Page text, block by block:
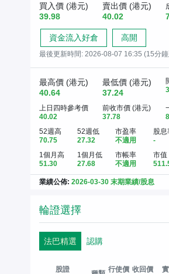
買入價 (港元)
39.98
賣出價 (港元)
40.02
資金流入好倉 高開
最後更新時間: 2026-08-07 16:35 (15分
最高價 (港元)
40.64
最低價 (港元)
37.24
上日四時參考價
40.02
前收市價 (港元)
37.78
52週高
70.75
52週低
27.32
市盈率
不適用
股息
-
1個月高
51.30
1個月低
27.68
市帳率
不適用
市值
業績公佈: 2026-03-30 末期業績/股息
輪證選擇
法巴精選 認購
股證
行使價 收回價